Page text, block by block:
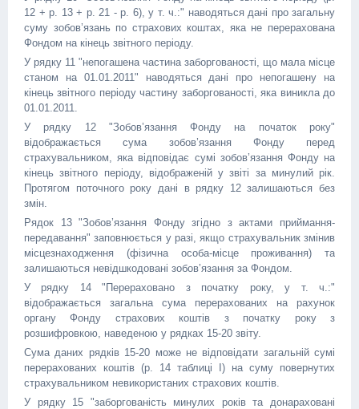
12 + р. 13 + р. 21 - р. 6), у т. ч.:" наводяться дані про загальну
суму зобов’язань по страхових коштах, яка не перерахована
Фондом на кінець звітного періоду.
У рядку 11 "непогашена частина заборгованості, що мала місце
станом на 01.01.2011" наводяться дані про непогашену на
кінець звітного періоду частину заборгованості, яка виникла до
01.01.2011.
У рядку 12 "Зобов’язання Фонду на початок року"
відображається сума зобов’язання Фонду перед
страхувальником, яка відповідає сумі зобов’язання Фонду на
кінець звітного періоду, відображеній у звіті за минулий рік.
Протягом поточного року дані в рядку 12 залишаються без
змін.
Рядок 13 "Зобов’язання Фонду згідно з актами приймання-
передавання" заповнюється у разі, якщо страхувальник змінив
місцезнаходження (фізична особа-місце проживання) та
залишаються невідшкодовані зобов’язання за Фондом.
У рядку 14 "Перераховано з початку року, у т. ч.:"
відображається загальна сума перерахованих на рахунок
органу Фонду страхових коштів з початку року з
розшифровкою, наведеною у рядках 15-20 звіту.
Сума даних рядків 15-20 може не відповідати загальній сумі
перерахованих коштів (р. 14 таблиці I) на суму повернутих
страхувальником невикористаних страхових коштів.
У рядку 15 "заборгованість минулих років та донараховані